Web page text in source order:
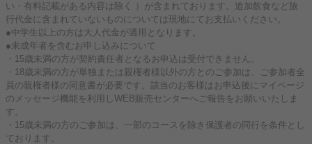
い・有料記載がある内容は除く ）が含まれております。追加飲食など旅
行代金に含まれていないものについては現地にてお支払いください。
●中学生以上の方は大人代金が適用となります。
●未成年者を含むお申し込みについて
・15歳未満の方が契約責任者となるお申込は受付できません。
・18歳未満の方が単独または親権者様以外の方とのご参加は、ご参加者全
員の親権者様の同意書が必要です。該当のお客様はお申込後にマイページ
のメッセージ機能を利用しWEB販売センターへご報告をお願いいたしま
す。
・15歳未満の方のご参加は、一部のコースを除き保護者の同行を条件とし
ております。